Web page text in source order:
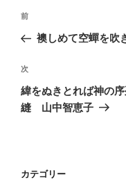
投
ナ
ビ
ゲ
ー
前
の
稿
前
襖しめて空蟬を
次
の
投
次
緯をぬきとれば神の
縫 山中智恵子
カテゴリー